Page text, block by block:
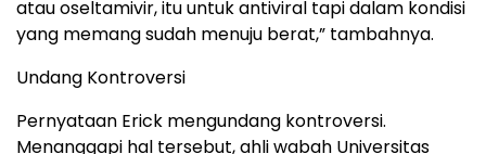
atau oseltamivir, itu untuk antiviral tapi dalam kondisi
yang memang sudah menuju berat,” tambahnya.
Undang Kontroversi
Pernyataan Erick mengundang kontroversi.
Menanggapi hal tersebut, ahli wabah Universitas